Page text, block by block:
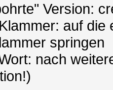
Version:
auf
springen
nach